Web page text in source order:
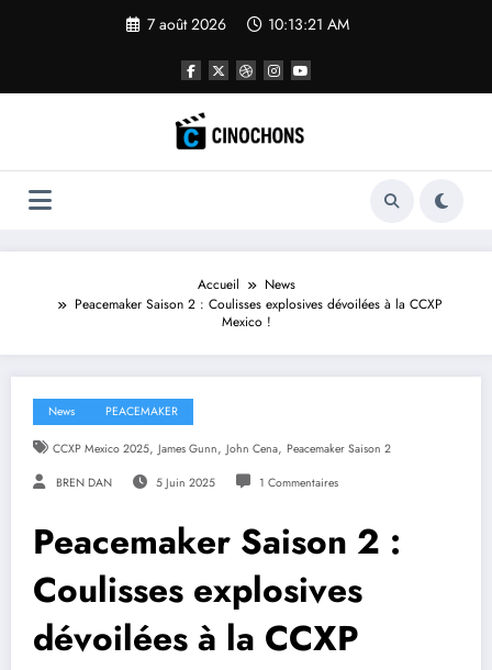
7 août 2026 10:13:23 AM
Accueil
News
Peacemaker Saison 2 : Coulisses explosives dévoilées à la CCXP
Mexico !
News PEACEMAKER
CCXP Mexico 2025, James Gunn, John Cena, Peacemaker Saison 2
BREN DAN 5 Juin 2025 1 Commentaires
Peacemaker Saison 2 :
Coulisses explosives
dévoilées à la CCXP